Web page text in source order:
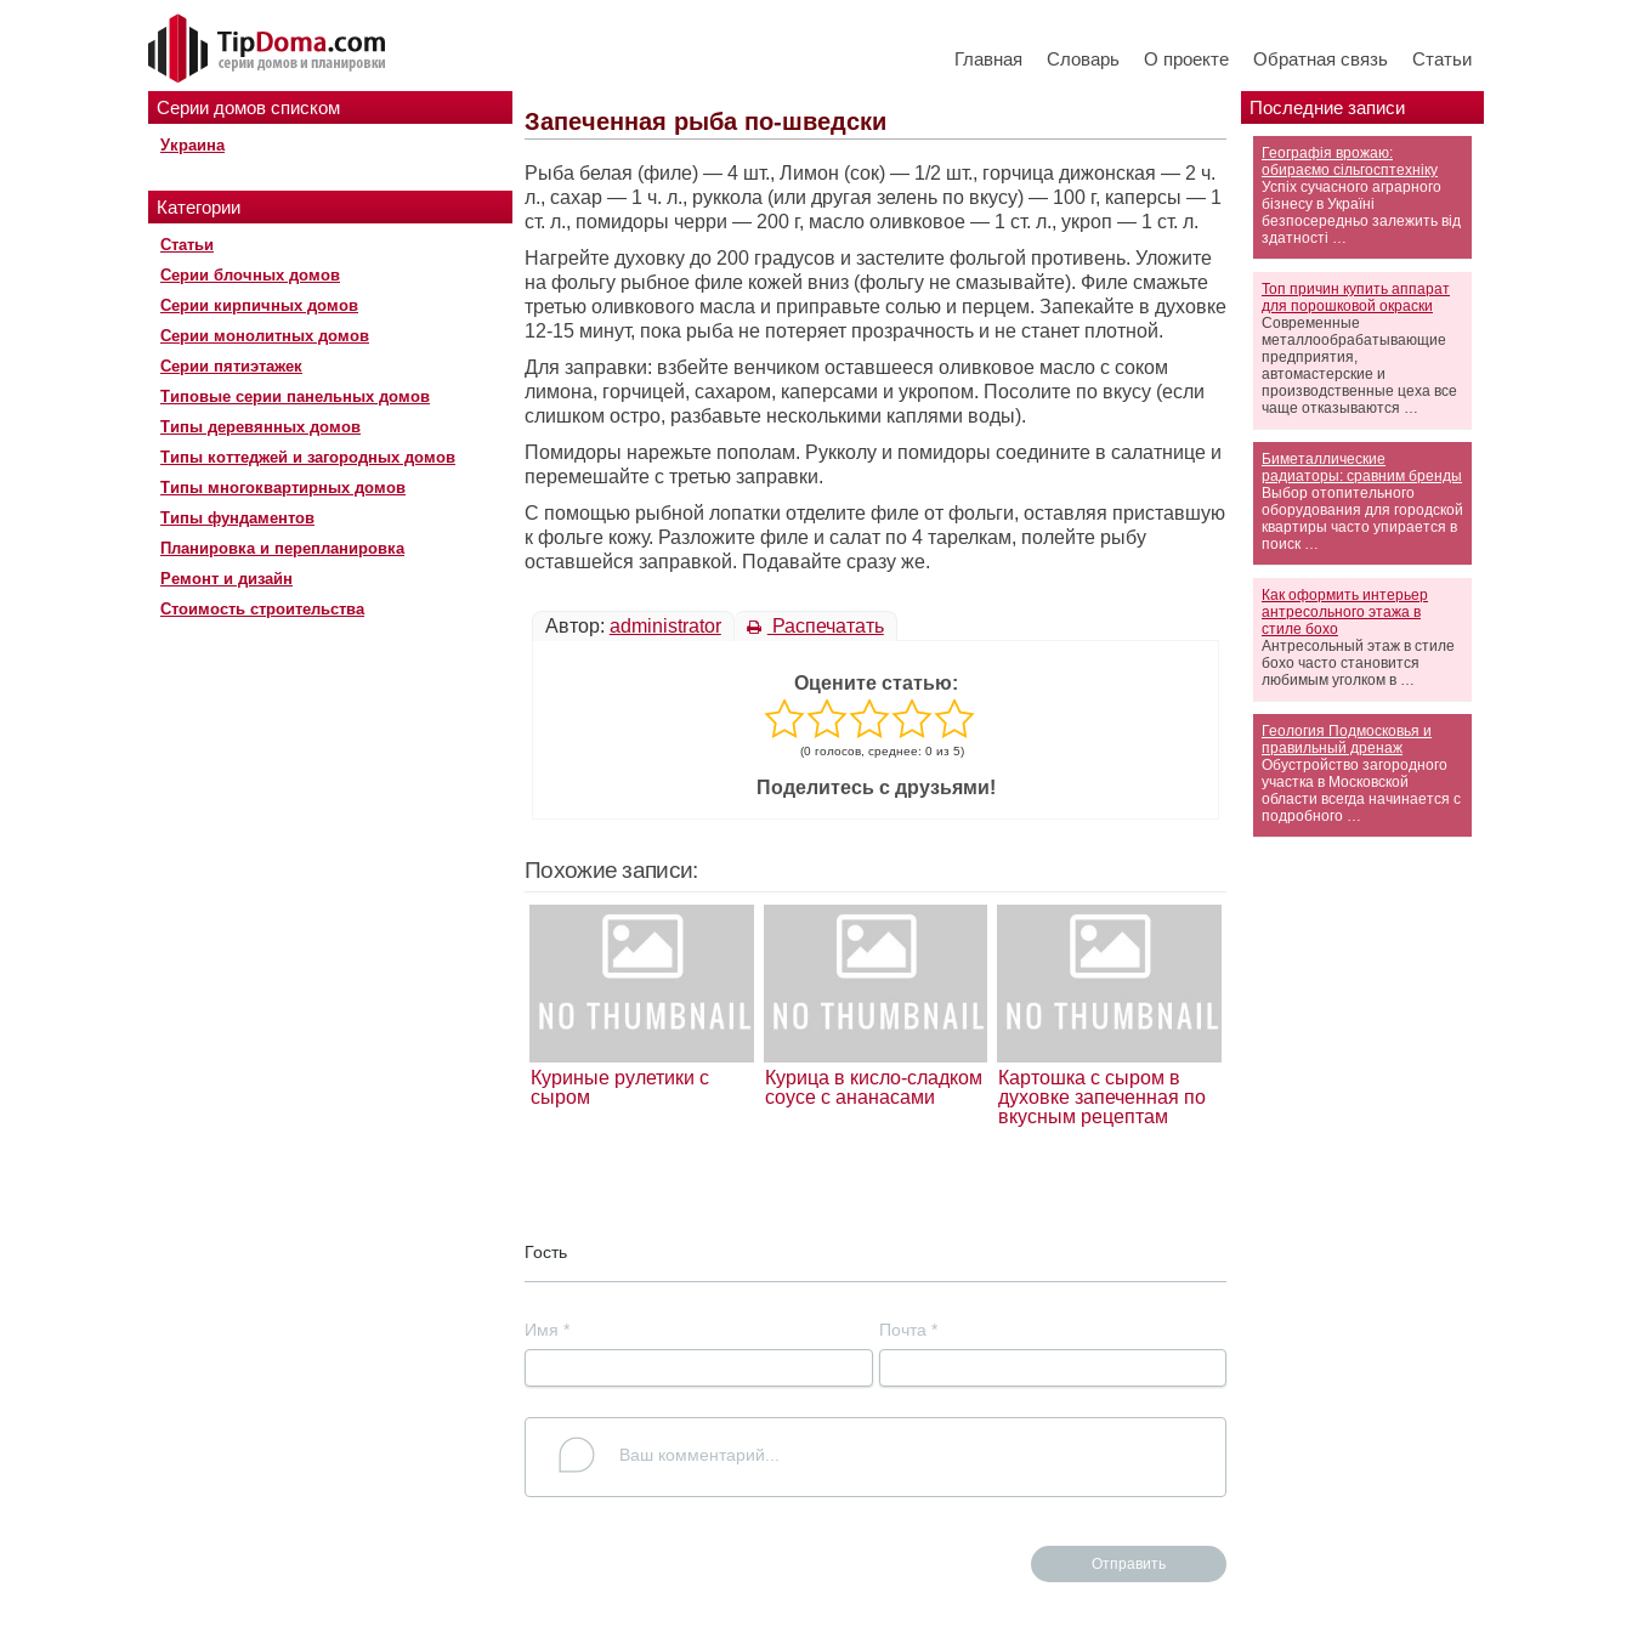
Главная Словарь О проекте Обратная связь Статьи
Серии домов списком
Украина
Категории
Статьи
Серии блочных домов
Серии кирпичных домов
Серии монолитных домов
Серии пятиэтажек
Типовые серии панельных домов
Типы деревянных домов
Типы коттеджей и загородных домов
Типы многоквартирных домов
Типы фундаментов
Планировка и перепланировка
Ремонт и дизайн
Стоимость строительства
Последние записи
Географія врожаю:
обираємо сільгосптехніку
Успіх сучасного аграрного
бізнесу в Україні
безпосередньо залежить від
здатності …
Топ причин купить аппарат
для порошковой окраски
Современные
металлообрабатывающие
предприятия,
автомастерские и
производственные цеха все
чаще отказываются …
Биметаллические
радиаторы: сравним бренды
Выбор отопительного
оборудования для городской
квартиры часто упирается в
поиск …
Как оформить интерьер
антресольного этажа в
стиле бохо
Антресольный этаж в стиле
бохо часто становится
любимым уголком в …
Геология Подмосковья и
правильный дренаж
Обустройство загородного
участка в Московской
области всегда начинается с
подробного …
Запеченная рыба по-шведски
Рыба белая (филе) — 4 шт., Лимон (сок) — 1/2 шт., горчица дижонская — 2 ч.
л., сахар — 1 ч. л., руккола (или другая зелень по вкусу) — 100 г, каперсы — 1
ст. л., помидоры черри — 200 г, масло оливковое — 1 ст. л., укроп — 1 ст. л.
Нагрейте духовку до 200 градусов и застелите фольгой противень. Уложите
на фольгу рыбное филе кожей вниз (фольгу не смазывайте). Филе смажьте
третью оливкового масла и приправьте солью и перцем. Запекайте в духовке
12-15 минут, пока рыба не потеряет прозрачность и не станет плотной.
Для заправки: взбейте венчиком оставшееся оливковое масло с соком
лимона, горчицей, сахаром, каперсами и укропом. Посолите по вкусу (если
слишком остро, разбавьте несколькими каплями воды).
Помидоры нарежьте пополам. Рукколу и помидоры соедините в салатнице и
перемешайте с третью заправки.
С помощью рыбной лопатки отделите филе от фольги, оставляя приставшую
к фольге кожу. Разложите филе и салат по 4 тарелкам, полейте рыбу
оставшейся заправкой. Подавайте сразу же.
Автор: administrator Распечатать
Оцените статью:
(0 голосов, среднее: 0 из 5)
Поделитесь с друзьями!
Похожие записи:
Куриные рулетики с
сыром
Курица в кисло-сладком
соусе с ананасами
Картошка с сыром в
духовке запеченная по
вкусным рецептам
Гость
Имя * Почта *